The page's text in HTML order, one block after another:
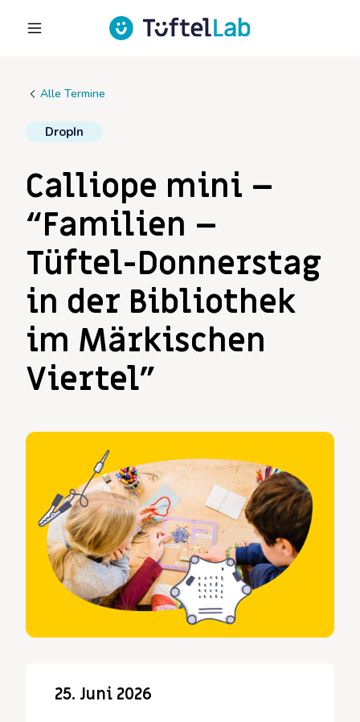
Alle Termine
DropIn
Calliope mini –
“Familien –
Tüftel-Donnerstag
in der Bibliothek
im Märkischen
Viertel”
25. Juni 2026